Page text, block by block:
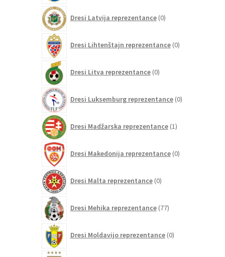
Dresi Latvija reprezentance 0izdelkov
Dresi Lihtenštajn reprezentance 0izdelkov
Dresi Litva reprezentance 0izdelkov
Dresi Luksemburg reprezentance 0izdelkov
Dresi Madžarska reprezentance 1izdelek
Dresi Makedonija reprezentance 0izdelkov
Dresi Malta reprezentance 0izdelkov
Dresi Mehika reprezentance 77izdelkov
Dresi Moldavijo reprezentance 0izdelkov